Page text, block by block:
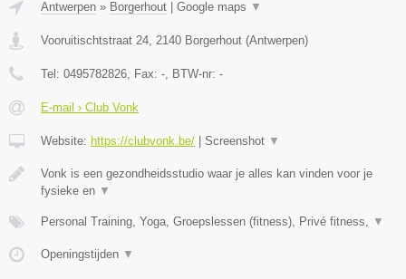
Antwerpen » Borgerhout | Google maps ▼
Vooruitischtstraat 24 2140 Borgerhout (Antwerpen)
Tel: 0495782826 , Fax: - , BTW-nr: -
E-mail › Club Vonk
Website: https://clubvonk.be/ | Screenshot ▼
Vonk is een gezondheidsstudio waar je alles kan vinden voor je
fysieke en ▼
Personal Training, Yoga, Groepslessen (fitness), Privé fitness, ▼
Openingstijden ▼